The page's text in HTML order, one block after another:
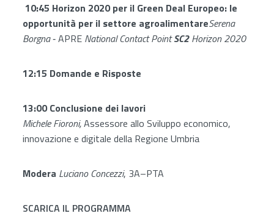
10:45 Horizon 2020 per il Green Deal Europeo: le
opportunità per il settore agroalimentareSerena
Borgna‐ APRE National Contact PointSC2Horizon 2020
12:15 Domande e Risposte
13:00 Conclusione dei lavori
Michele Fioroni,Assessore allo Sviluppo economico,
innovazione e digitale della Regione Umbria
Modera Luciano Concezzi, 3A–PTA
SCARICA IL PROGRAMMA